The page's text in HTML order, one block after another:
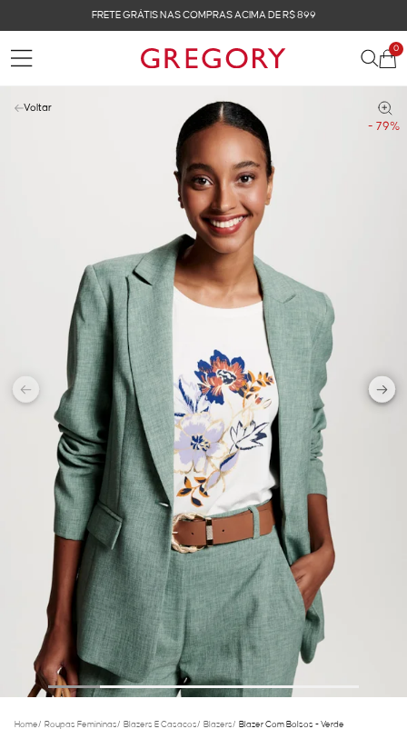
FRETE GRÁTIS NAS COMPRAS ACIMA DE R$ 899
0
- 79%
Voltar
Home/ Roupas Femininas/ Blazers E Casacos/ Blazers/ Blazer Com Bolsos - Verde